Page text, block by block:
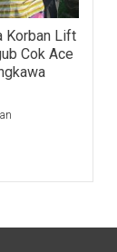
Korban Lift
Cok Ace
pada
Lift
Ubud,